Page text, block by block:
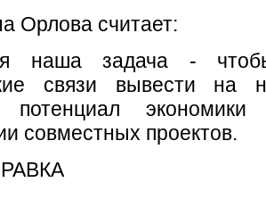
Орлова считает:
наша задача -
связи вывести на
потенциал
совместных проектов.